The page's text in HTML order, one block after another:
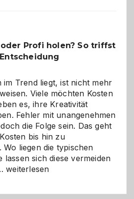
Profi holen? So triffst
im Trend liegt, ist nicht mehr
Viele möchten Kosten
es, ihre Kreativität
Fehler mit unangenehmen
die Folge sein. Das geht
bis hin zu
Wo liegen die typischen
lassen sich diese vermeiden
Selber
weiterlesen